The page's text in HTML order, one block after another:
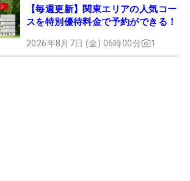
【毎週更新】関東エリアの人気コー
スを特別優待料金で予約ができる！
2026年8月7日 (金) 06時00分 1